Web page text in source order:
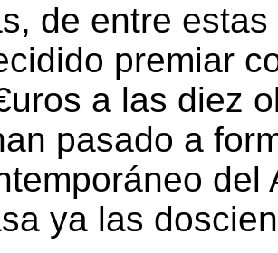
de entre
premiar
a las diez
pasado a
del
ya las